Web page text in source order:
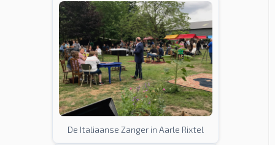
De Italiaanse Zanger in Aarle Rixtel